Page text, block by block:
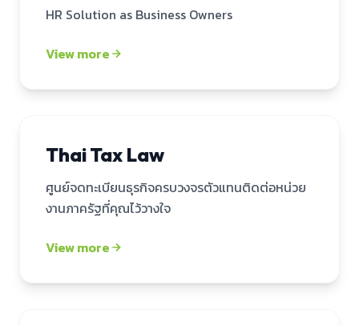
HR Solution as Business Owners
View more
Mockup — Thai Tax Law
Thai Tax Law
ศูนย์จดทะเบียนธุรกิจครบวงจรตัวแทนติดต่อหน่วย
งานภาครัฐที่คุณไว้วางใจ
View more